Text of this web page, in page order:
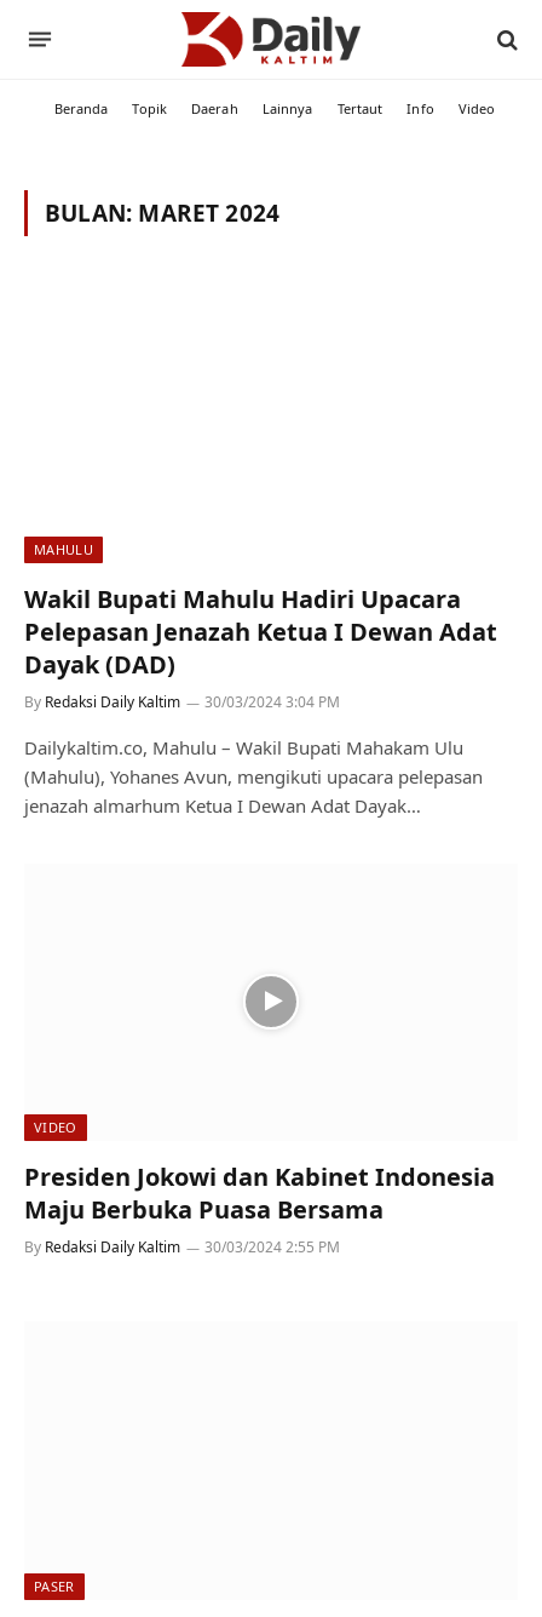
Beranda Topik Daerah Lainnya Tertaut Info Video
BULAN: MARET 2024
MAHULU
Wakil Bupati Mahulu Hadiri Upacara
Pelepasan Jenazah Ketua I Dewan Adat
Dayak (DAD)
By Redaksi Daily Kaltim 30/03/2024 3:04 PM
Dailykaltim.co, Mahulu – Wakil Bupati Mahakam Ulu
(Mahulu), Yohanes Avun, mengikuti upacara pelepasan
jenazah almarhum Ketua I Dewan Adat Dayak…
VIDEO
Presiden Jokowi dan Kabinet Indonesia
Maju Berbuka Puasa Bersama
By Redaksi Daily Kaltim 30/03/2024 2:55 PM
PASER